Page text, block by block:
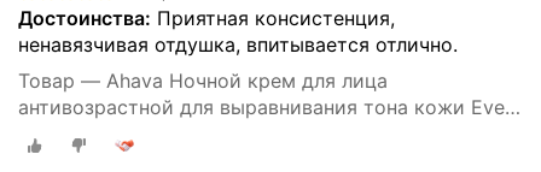
Достоинства: Приятная консистенция,
ненавязчивая отдушка, впитывается отлично.
Товар — Ahava Ночной крем для лица
антивозрастной для выравнивания тона кожи Even
Tone 50 мл